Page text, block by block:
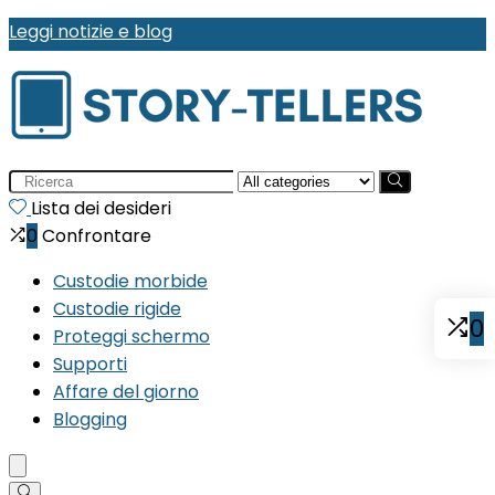
Leggi notizie e blog
Search
for:Lista dei desideri
0 Confrontare
Custodie morbide
Custodie rigide
Proteggi schermo
Supporti
Affare del giorno
Blogging
0